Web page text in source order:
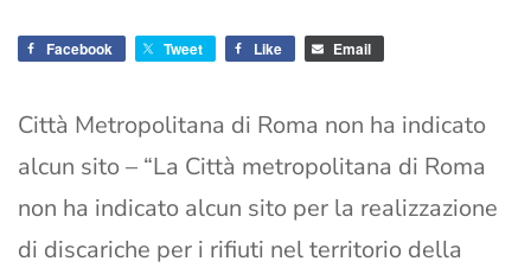
Facebook Tweet Like Email
Città Metropolitana di Roma non ha indicato
alcun sito – “La Città metropolitana di Roma
non ha indicato alcun sito per la realizzazione
di discariche per i rifiuti nel territorio della